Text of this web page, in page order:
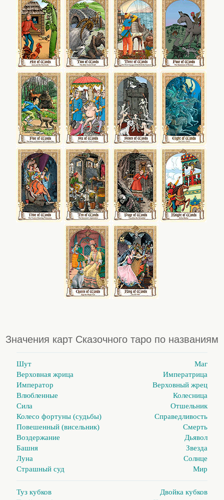
Значения карт Сказочного таро по названиям
Шут
Маг
Верховная жрица
Императрица
Император
Верховный жрец
Влюбленные
Колесница
Сила
Отшельник
Колесо фортуны (судьбы)
Справедливость
Повешенный (висельник)
Смерть
Воздержание
Дьявол
Башня
Звезда
Луна
Солнце
Страшный суд
Мир
Туз кубков
Двойка кубков